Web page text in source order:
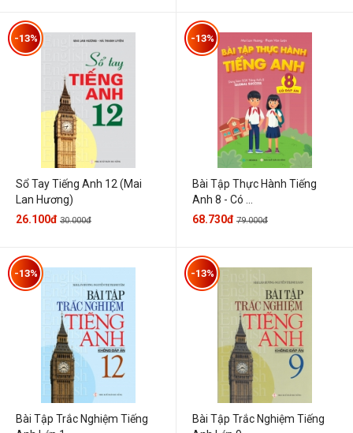
Sổ Tay Tiếng Anh 12 (Mai
Lan Hương)
-13%
26.100đ 30.000đ
Bài Tập Thực Hành Tiếng
Anh 8 - Có ...
-13%
68.730đ 79.000đ
Bài Tập Trắc Nghiệm Tiếng
-13%
Bài Tập Trắc Nghiệm Tiếng
-13%